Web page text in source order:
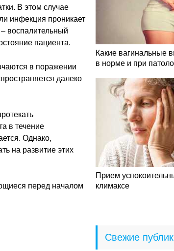
В этом случае
инфекция проникает
воспалительный
пациента.
в поражении
далеко
в течение
Однако,
на развитие этих
перед началом
Какие вагинальные
в норме и при
Прием
климаксе
Свежие